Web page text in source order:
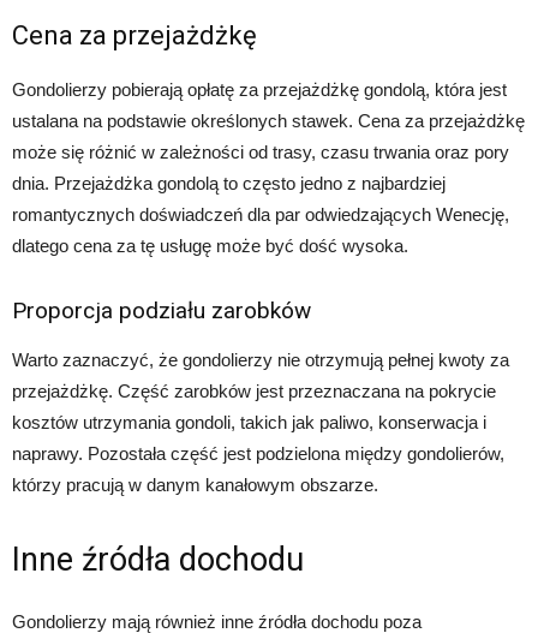
Cena za przejażdżkę
Gondolierzy pobierają opłatę za przejażdżkę gondolą, która jest
ustalana na podstawie określonych stawek. Cena za przejażdżkę
może się różnić w zależności od trasy, czasu trwania oraz pory
dnia. Przejażdżka gondolą to często jedno z najbardziej
romantycznych doświadczeń dla par odwiedzających Wenecję,
dlatego cena za tę usługę może być dość wysoka.
Proporcja podziału zarobków
Warto zaznaczyć, że gondolierzy nie otrzymują pełnej kwoty za
przejażdżkę. Część zarobków jest przeznaczana na pokrycie
kosztów utrzymania gondoli, takich jak paliwo, konserwacja i
naprawy. Pozostała część jest podzielona między gondolierów,
którzy pracują w danym kanałowym obszarze.
Inne źródła dochodu
Gondolierzy mają również inne źródła dochodu poza